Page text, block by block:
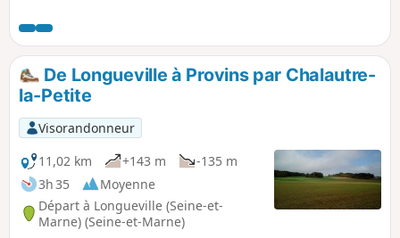
qui se retira ici à la fin de sa vie.
De Longueville à Provins par Chalautre-
la-Petite
Visorandonneur
11,02 km
+143 m
-135 m
3h 35
Moyenne
Départ à Longueville (Seine-et-
Marne) (Seine-et-Marne)